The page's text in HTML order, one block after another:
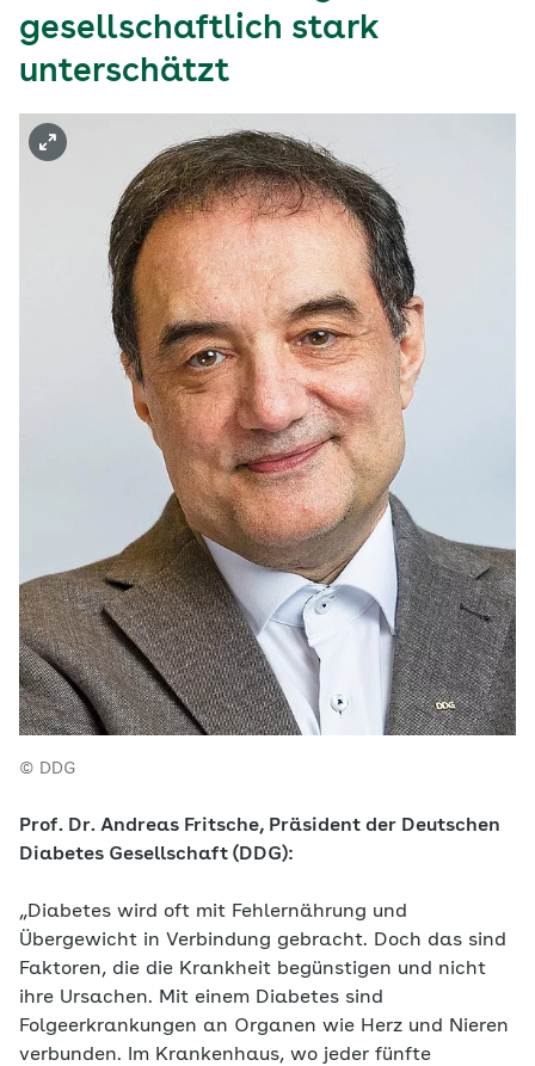
gesellschaftlich stark
unterschätzt
© DDG
Prof. Dr. Andreas Fritsche, Präsident der Deutschen
Diabetes Gesellschaft (DDG):
„Diabetes wird oft mit Fehlernährung und
Übergewicht in Verbindung gebracht. Doch das sind
Faktoren, die die Krankheit begünstigen und nicht
ihre Ursachen. Mit einem Diabetes sind
Folgeerkrankungen an Organen wie Herz und Nieren
verbunden. Im Krankenhaus, wo jeder fünfte